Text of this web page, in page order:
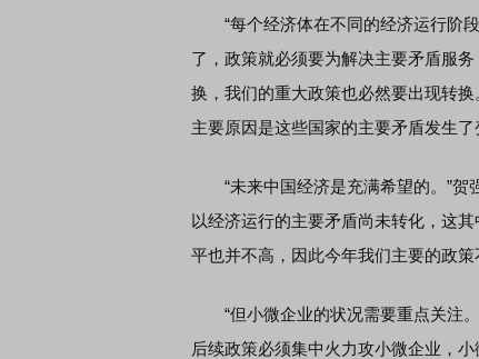
“每个经济体在不同的经济运行阶段
了，政策就必须要为解决主要矛盾服
换，我们的重大政策也必然要出现转
主要原因是这些国家的主要矛盾发生了
“未来中国经济是充满希望的。”贺
以经济运行的主要矛盾尚未转化，这
平也并不高，因此今年我们主要的政策
“但小微企业的状况需要重点关注。
后续政策必须集中火力攻小微企业，